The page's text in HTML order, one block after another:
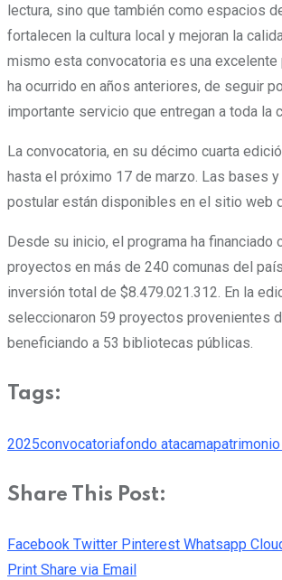
lectura, sino que también como espacios
fortalecen la cultura local y mejoran la
mismo esta convocatoria es una
ha ocurrido en años anteriores, de seguir
importante servicio que entregan a toda la
La convocatoria, en su décimo cuarta
hasta el próximo 17 de marzo. Las bases
postular están disponibles en el sitio web
Desde su inicio, el programa ha financiado
proyectos en más de 240 comunas del
inversión total de $8.479.021.312. En la
seleccionaron 59 proyectos provenientes
beneficiando a 53 bibliotecas públicas.
Tags:
2025convocatoriafondo atacama
Share This Post:
Facebook Twitter Pinterest Whatsapp
Print Share via Email